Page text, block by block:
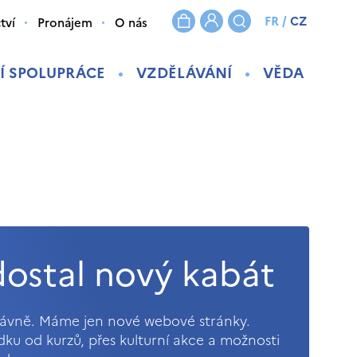
SPOLUPRÁCE VZDĚLÁVÁNÍ VĚDA
Pronájem O nás FR/CZ
nový kabát
Máme jen nové webové stránky.
od kurzů, přes kulturní akce a možnosti